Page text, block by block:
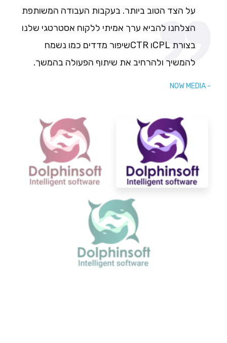
על הצד הטוב ביותר. בעקבות העבודה המשותפת
הצלחנו להביא ערך אמיתי ללקוח אסטרטגי שלנו
בצורת CPLו CTRשיפור מדדים כמו נשמח
להמשיך ולהרחיב את שיתוף הפעולה בהמשך.
- NOW MEDIA